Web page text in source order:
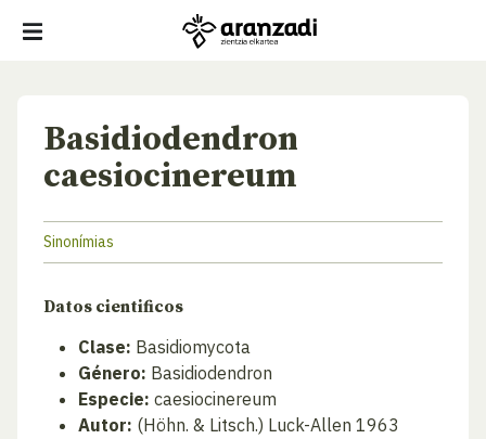
Basidiodendron
caesiocinereum
Sinonímias
Datos cientificos
Clase: Basidiomycota
Género: Basidiodendron
Especie: caesiocinereum
Autor: (Höhn. & Litsch.) Luck-Allen 1963